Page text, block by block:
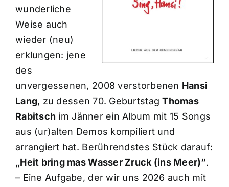
wunderliche
Weise auch
wieder (neu)
erklungen: jene
des
unvergessenen, 2008 verstorbenen Hansi
Lang, zu dessen 70. GeburtstagThomas
Rabitsch im Jänner ein Album mit 15 Songs
aus (ur)alten Demos kompiliert und
arrangiert hat. Berührendstes Stück darauf:
„Heit bring mas Wasser Zruck (ins Meer)“.
– Eine Aufgabe, der wir uns 2026 auch mit